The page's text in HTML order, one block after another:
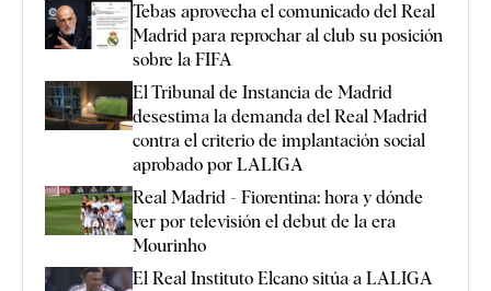
Tebas aprovecha el comunicado del Real
Madrid para reprochar al club su posición
sobre la FIFA
El Tribunal de Instancia de Madrid
desestima la demanda del Real Madrid
contra el criterio de implantación social
aprobado por LALIGA
Real Madrid - Fiorentina: hora y dónde
ver por televisión el debut de la era
Mourinho
El Real Instituto Elcano sitúa a LALIGA